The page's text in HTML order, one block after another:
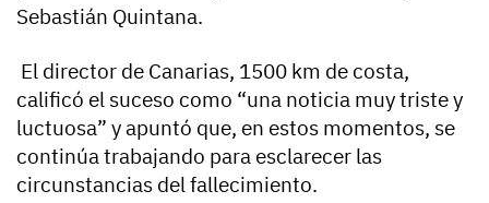
Sebastián Quintana.
El director de Canarias, 1500 km de costa,
calificó el suceso como “una noticia muy triste y
luctuosa” y apuntó que, en estos momentos, se
continúa trabajando para esclarecer las
circunstancias del fallecimiento.